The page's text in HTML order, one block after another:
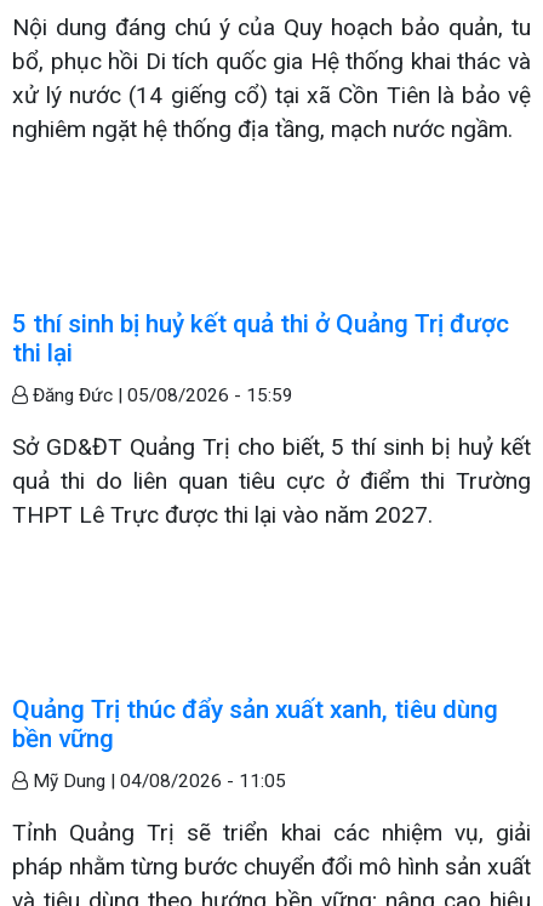
Nội dung đáng chú ý của Quy hoạch bảo quản, tu
bổ, phục hồi Di tích quốc gia Hệ thống khai thác và
xử lý nước (14 giếng cổ) tại xã Cồn Tiên là bảo vệ
nghiêm ngặt hệ thống địa tầng, mạch nước ngầm.
5 thí sinh bị huỷ kết quả thi ở Quảng Trị được
thi lại
Đăng Đức | 05/08/2026 - 15:59
Sở GD&ĐT Quảng Trị cho biết, 5 thí sinh bị huỷ kết
quả thi do liên quan tiêu cực ở điểm thi Trường
THPT Lê Trực được thi lại vào năm 2027.
Quảng Trị thúc đẩy sản xuất xanh, tiêu dùng
bền vững
Mỹ Dung | 04/08/2026 - 11:05
Tỉnh Quảng Trị sẽ triển khai các nhiệm vụ, giải
pháp nhằm từng bước chuyển đổi mô hình sản xuất
và tiêu dùng theo hướng bền vững; nâng cao hiệu